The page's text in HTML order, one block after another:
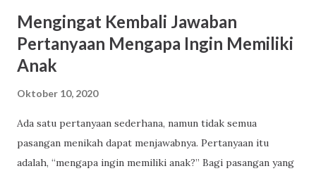
Mengingat Kembali Jawaban
Pertanyaan Mengapa Ingin Memiliki
Anak
Oktober 10, 2020
Ada satu pertanyaan sederhana, namun tidak semua
pasangan menikah dapat menjawabnya. Pertanyaan itu
adalah, “mengapa ingin memiliki anak?” Bagi pasangan yang